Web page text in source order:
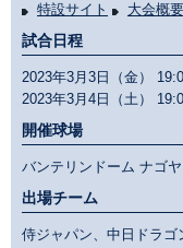
特設サイト 大会概要
試合日程
2023年3月3日（金）
2023年3月4日（土）
開催球場
バンテリンドーム ナゴヤ
出場チーム
侍ジャパン、中日ドラゴ